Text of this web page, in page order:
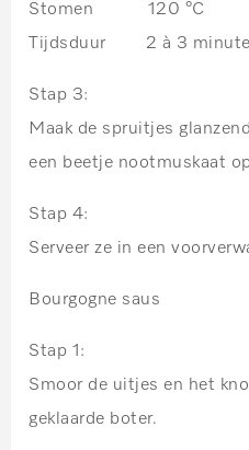
Stomen 120 °C
Tijdsduur 2 à 3
Stap 3:
Maak de spruitjes
een beetje nootmuskaat
Stap 4:
Serveer ze in een
Bourgogne saus
Stap 1:
Smoor de uitjes en het
geklaarde boter.